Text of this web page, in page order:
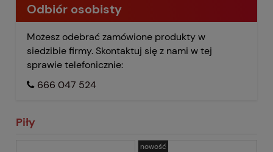
Odbiór osobisty
Możesz odebrać zamówione produkty w
siedzibie firmy. Skontaktuj się z nami w tej
sprawie telefonicznie:
666 047 524
Piły
nowość